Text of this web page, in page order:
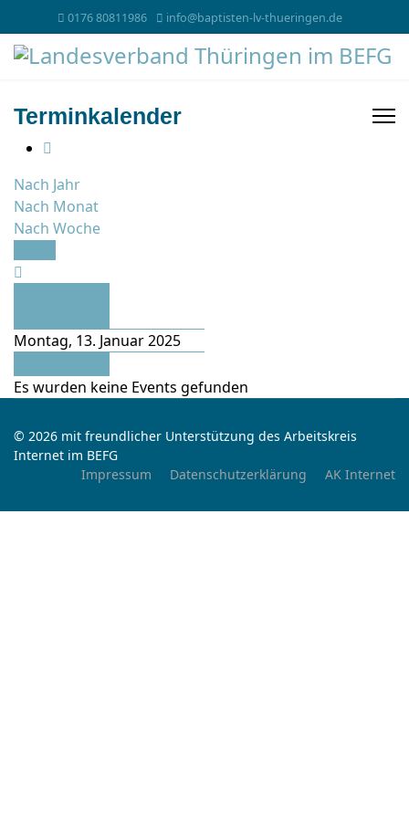
0176 80811986 info@baptisten-lv-thueringen.de
Terminkalender
Nach Jahr
Nach Monat
Nach Woche
Montag, 13. Januar 2025
Es wurden keine Events gefunden
© 2026 mit freundlicher Unterstützung des Arbeitskreis
Internet im BEFG
Impressum
Datenschutzerklärung AK Internet